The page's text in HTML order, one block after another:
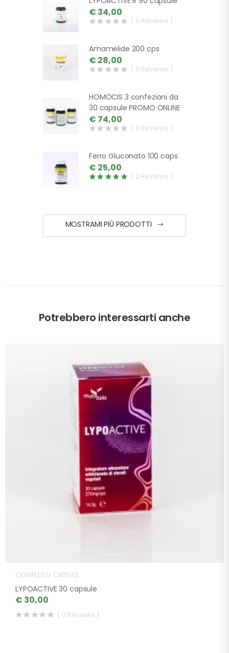
€ 34,00
( 0 Reviews )
Amamelide 200 cps
€ 28,00
( 0 Reviews )
HOMOCIS 3 confezioni da
30 capsule PROMO ONLINE
€ 74,00
( 0 Reviews )
Ferro Gluconato 100 caps
€ 25,00
( 2 Reviews )
MOSTRAMI PIÙ PRODOTTI
Potrebbero interessarti anche
COMPLESSI CAPSULE
LYPOACTIVE 30 capsule
€ 30,00
( 0 Reviews )